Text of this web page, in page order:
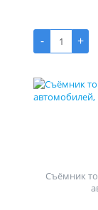
-
+
Съёмник